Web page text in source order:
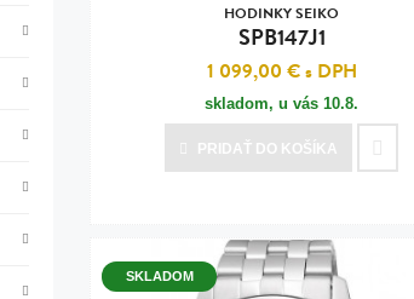
HODINKY SEIKO
SPB147J1
1 099,00 €s DPH
skladom, u vás 10.8.
PRIDAŤ DO KOŠÍKA
SKLADOM